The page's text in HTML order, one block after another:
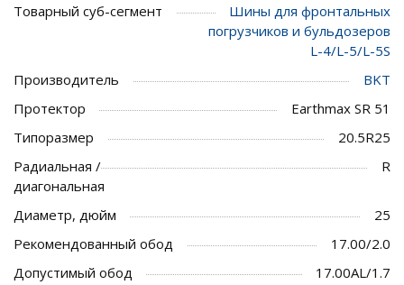
Товарный суб-сегмент
Шины для фронтальных
погрузчиков и бульдозеров
L-4/L-5/L-5S
Производитель
BKT
Протектор
Earthmax SR 51
Типоразмер
20.5R25
Радиальная /
диагональная
R
Диаметр, дюйм
25
Рекомендованный обод
17.00/2.0
Допустимый обод
17.00AL/1.7